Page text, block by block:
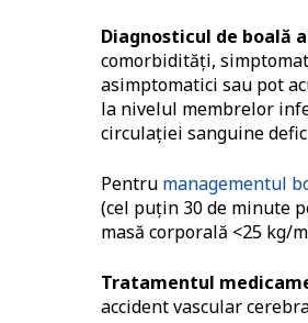
Diagnosticul de boală
comorbidități,
asimptomatici sau pot
la nivelul membrelor
circulației sanguine
Pentru managementul
(cel puțin 30 de minute
masă corporală <25 kg/
Tratamentul
accident vascular